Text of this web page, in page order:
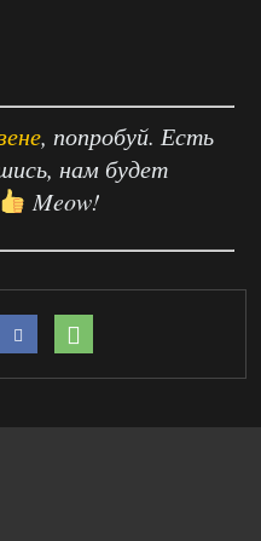
, попробуй. Есть
нам будет
Meow!